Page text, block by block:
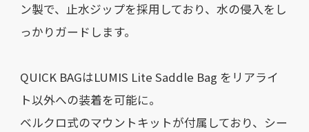
ン製で、止水ジップを採用しており、水の侵入をし
っかりガードします。
QUICK BAGはLUMIS Lite Saddle Bag をリアライ
ト以外への装着を可能に。
ベルクロ式のマウントキットが付属しており、シー